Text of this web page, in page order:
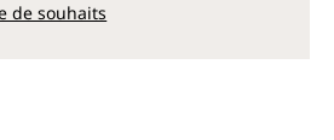
de souhaits